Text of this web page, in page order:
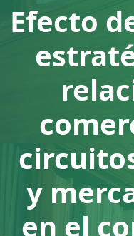
Efecto
y
en el